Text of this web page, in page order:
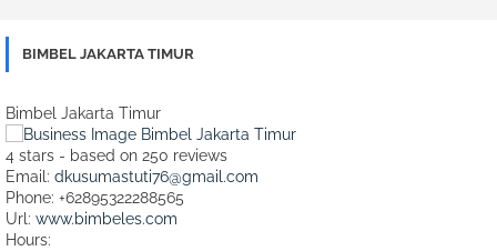
BIMBEL JAKARTA TIMUR
Bimbel Jakarta Timur
4 stars - based on 250 reviews
Email: dkusumastuti76@gmail.com
Phone: +62895322288565
Url: www.bimbeles.com
Hours: